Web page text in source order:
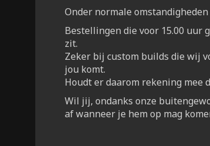
Onder normale
Bestellingen die voor 15.00
zit.
Zeker bij custom builds die wij
jou komt.
Houdt er daarom rekening mee
Wil jij, ondanks onze
af wanneer je hem op mag